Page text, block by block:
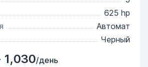
625 hp
Автомат
Черный
1,030/день